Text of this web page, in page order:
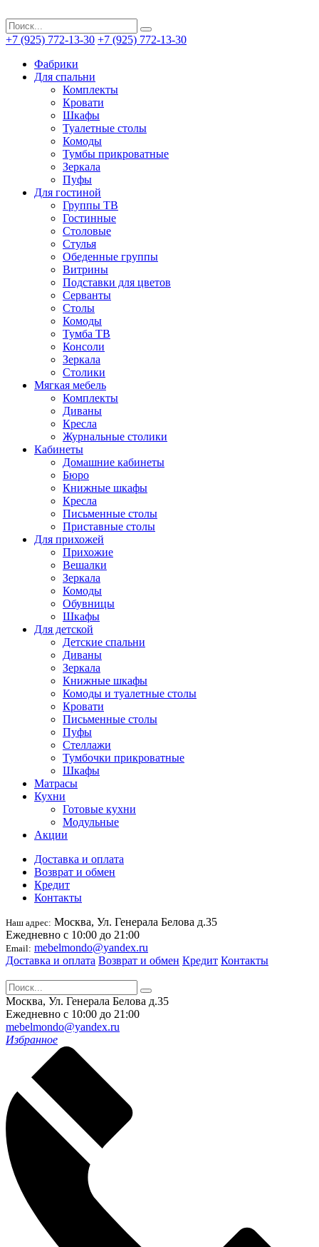
+7 (925) 772-13-30 +7 (925) 772-13-30
Фабрики
Для спальни
Комплекты
Кровати
Шкафы
Туалетные столы
Комоды
Тумбы прикроватные
Зеркала
Пуфы
Для гостиной
Группы ТВ
Гостинные
Столовые
Стулья
Обеденные группы
Витрины
Подставки для цветов
Серванты
Столы
Комоды
Тумба ТВ
Консоли
Зеркала
Столики
Мягкая мебель
Комплекты
Диваны
Кресла
Журнальные столики
Кабинеты
Домашние кабинеты
Бюро
Книжные шкафы
Кресла
Письменные столы
Приставные столы
Для прихожей
Прихожие
Вешалки
Зеркала
Комоды
Обувницы
Шкафы
Для детской
Детские спальни
Диваны
Зеркала
Книжные шкафы
Комоды и туалетные столы
Кровати
Письменные столы
Пуфы
Стеллажи
Тумбочки прикроватные
Шкафы
Матрасы
Кухни
Готовые кухни
Модульные
Акции
Доставка и оплата
Возврат и обмен
Кредит
Контакты
Наш адрес: Москва, Ул. Генерала Белова д.35
Ежедневно с 10:00 до 21:00
Email: mebelmondo@yandex.ru
Доставка и оплата Возврат и обмен Кредит Контакты
Москва, Ул. Генерала Белова д.35
Ежедневно с 10:00 до 21:00
mebelmondo@yandex.ru
Избранное